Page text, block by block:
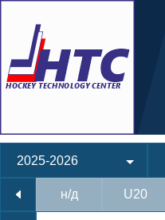
2025-2026
н/д U20